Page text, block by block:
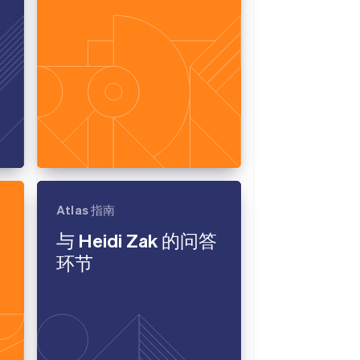
Atlas 指南
与 Heidi Zak 的问答
环节